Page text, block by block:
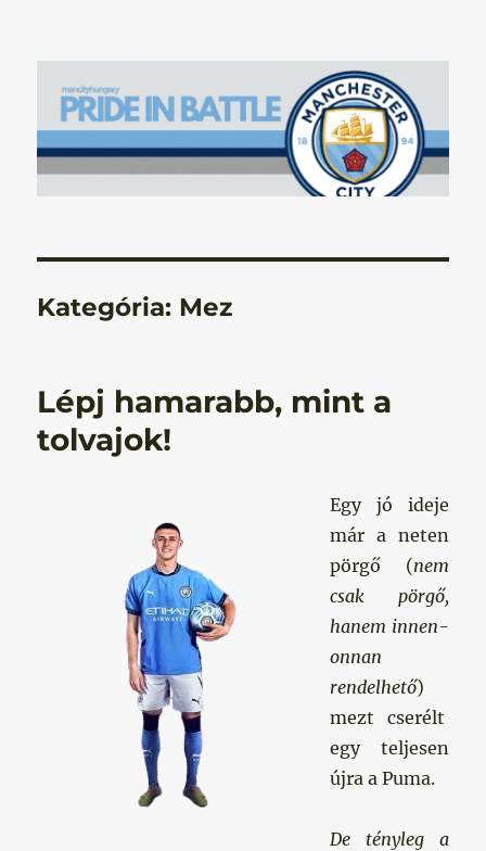
Manchester City Blog – Pride In
Battle
Kategória: Mez
Lépj hamarabb, mint a
tolvajok!
Egy jó ideje
már a neten
pörgő (nem
csak pörgő,
hanem innen-
onnan
rendelhető)
mezt cserélt
egy teljesen
újra a Puma.
De tényleg a